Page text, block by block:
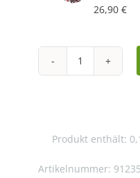
26,90 €
Geschmack
Menge
Produkt enthält:
Artikelnummer: 91235